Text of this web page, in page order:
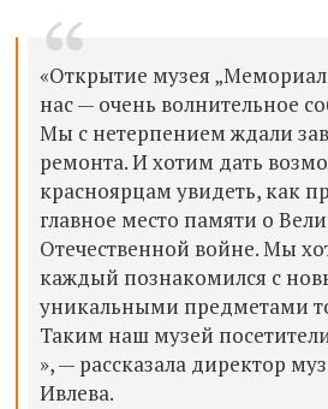
«Открытие музея
нас — очень волнительное
Мы с нетерпением ждали
ремонта. И хотим дать
красноярцам увидеть, как
главное место памяти о
Отечественной войне. Мы
каждый познакомился с
уникальными предметами
Таким наш музей
»,— рассказала директор
Ивлева.